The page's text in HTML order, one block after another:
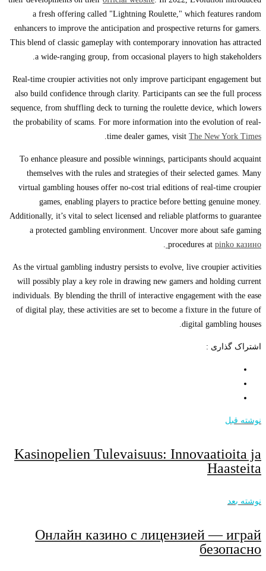
a fresh offering called "Lightning Roulette," which features random
enhancers to improve the anticipation and prospective returns for gamers.
This blend of classic gameplay with contemporary innovation has attracted
a wide-ranging group, from occasional players to high stakeholders.
Real-time croupier activities not only improve participant engagement but
also build confidence through clarity. Participants can see the full process
sequence, from shuffling deck to turning the roulette device, which lowers
the probability of scams. For more information into the evolution of real-
time dealer games, visit The New York Times
.
To enhance pleasure and possible winnings, participants should acquaint
themselves with the rules and strategies of their selected games. Many
virtual gambling houses offer no-cost trial editions of real-time croupier
games, enabling players to practice before betting genuine money.
Additionally, it’s vital to select licensed and reliable platforms to guarantee
a protected gambling environment. Uncover more about safe gaming
procedures at pinko казино
.
As the virtual gambling industry persists to evolve, live croupier activities
will possibly play a key role in drawing new gamers and holding current
individuals. By blending the thrill of interactive engagement with the ease
of digital play, these activities are set to become a fixture in the future of
digital gambling houses.
اشتراک گذاری :
نوشته قبل
Kasinopelien Tulevaisuus: Innovaatioita ja
Haasteita
نوشته بعد
Онлайн казино с лицензией — играй
безопасно